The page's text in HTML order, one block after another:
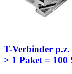
T-Verbinder p.z.
> 1 Paket = 100